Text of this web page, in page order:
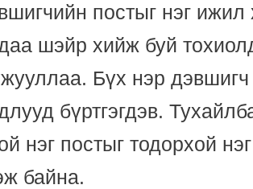
постыг нэг ижил
шэйр хийж буй
Бүх нэр
бүртгэгдэв.
нэг постыг тодорхой
байна.